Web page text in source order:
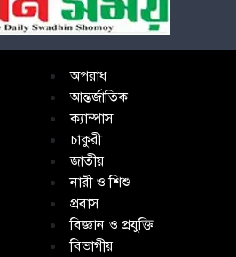
অপরাধ
আন্তর্জাতিক
ক্যাম্পাস
চাকুরী
জাতীয়
নারী ও শিশু
প্রবাস
বিজ্ঞান ও প্রযুক্তি
বিভাগীয়